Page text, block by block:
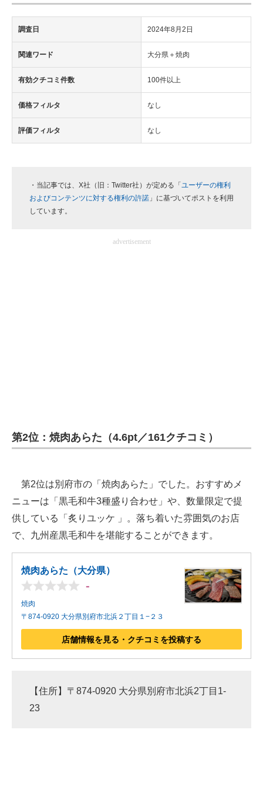
調査日 2024年8月2日
関連ワード 大分県＋焼肉
有効クチコミ件数 100件以上
価格フィルタ なし
評価フィルタ なし
・当記事では、X社（旧：Twitter社）が定める「 ユーザーの権利
およびコンテンツに対する権利の許諾 」に基づいてポストを利用
しています。
advertisement
第2位：焼肉あらた（4.6pt／161クチコミ）
第2位は別府市の「焼肉あらた」でした。おすすめメ
ニューは「黒毛和牛3種盛り合わせ」や、数量限定で提
供している「炙りユッケ 」。落ち着いた雰囲気のお店
で、九州産黒毛和牛を堪能することができます。
焼肉あらた（大分県）
-
焼肉
〒874-0920 大分県別府市北浜２丁目１−２３
店舗情報を見る・クチコミを投稿する
【住所】〒874-0920 大分県別府市北浜2丁目1-
23